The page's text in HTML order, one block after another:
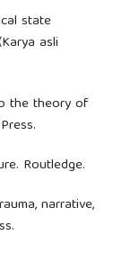
state
asli
the theory of
Routledge.
narrative,